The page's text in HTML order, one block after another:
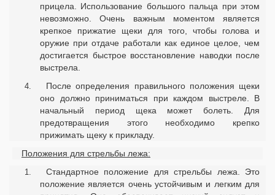
прицела. Использование большого пальца при этом
невозможно. Очень важным моментом является
крепкое прижатие щеки для того, чтобы голова и
оружие при отдаче работали как единое целое, чем
достигается быстрое восстановление наводки после
выстрела.
После определения правильного положения щеки
оно должно приниматься при каждом выстреле. В
начальный период щека может болеть. Для
предотвращения этого необходимо крепко
прижимать щеку к прикладу.
Положения для стрельбы лежа:
Стандартное положение для стрельбы лежа. Это
положение является очень устойчивым и легким для